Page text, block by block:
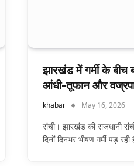
झारखंड में गर्मी के
आंधी-तूफान और
khabar May 16, 2026
रांची। झारखंड की राजधानी
दिनों दिनभर भीषण गर्मी पड़